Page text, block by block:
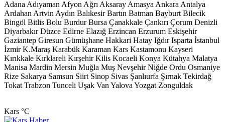
Adana Adıyaman Afyon Ağrı Aksaray Amasya Ankara Antalya
Ardahan Artvin Aydın Balıkesir Bartın Batman Bayburt Bilecik
Bingöl Bitlis Bolu Burdur Bursa Çanakkale Çankırı Çorum Denizli
Diyarbakır Düzce Edirne Elazığ Erzincan Erzurum Eskişehir
Gaziantep Giresun Gümüşhane Hakkari Hatay Iğdır Isparta İstanbul
İzmir K.Maraş Karabük Karaman Kars Kastamonu Kayseri
Kırıkkale Kırklareli Kırşehir Kilis Kocaeli Konya Kütahya Malatya
Manisa Mardin Mersin Muğla Muş Nevşehir Niğde Ordu Osmaniye
Rize Sakarya Samsun Siirt Sinop Sivas Şanlıurfa Şırnak Tekirdağ
Tokat Trabzon Tunceli Uşak Van Yalova Yozgat Zonguldak
Kars °C